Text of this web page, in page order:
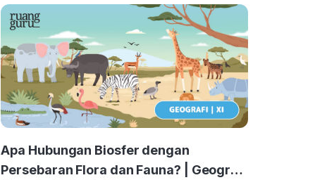
Apa Hubungan Biosfer dengan
Persebaran Flora dan Fauna? | Geografi